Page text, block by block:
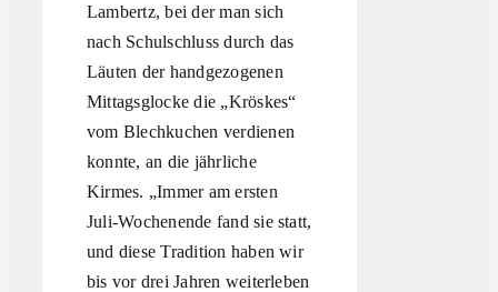
Lambertz, bei der man sich
nach Schulschluss durch das
Läuten der handgezogenen
Mittagsglocke die „Kröskes“
vom Blechkuchen verdienen
konnte, an die jährliche
Kirmes. „Immer am ersten
Juli-Wochenende fand sie statt,
und diese Tradition haben wir
bis vor drei Jahren weiterleben